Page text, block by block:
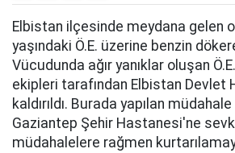
Elbistan ilçesinde meydana gelen
yaşındaki Ö.E. üzerine benzin
Vücudunda ağır yanıklar oluşan
ekipleri tarafından Elbistan Devlet
kaldırıldı. Burada yapılan
Gaziantep Şehir Hastanesi'ne sevk
müdahalelere rağmen